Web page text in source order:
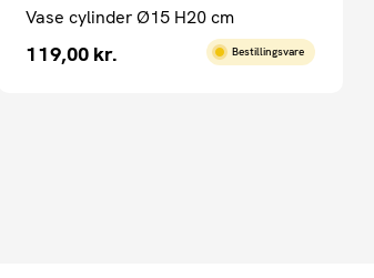
Vase cylinder Ø15 H20 cm
119,00 kr. Bestillingsvare